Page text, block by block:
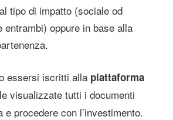
tipo di impatto (sociale od
entrambi) oppure in base alla
essersi iscritti alla piattaforma
visualizzate tutti i documenti
procedere con l’investimento.